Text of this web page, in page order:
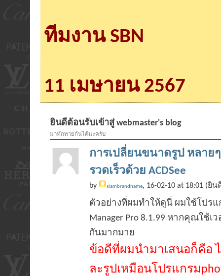
ทีมงาน SBN
11 เมษายน 2567
ยินดีต้อนรับเข้าสู่ webmaster's blog
มาทักทายกันได้นะครับ
การเปลี่ยนขนาดรูป หลาย
รวดเร็วด้วย ACDSee
by siambrandname, 16-02-10 at 18:01 (ยิ
ตัวอย่างที่ผมทำให้ดูนี่ ผมใช้โปรแก
Manager Pro 8.1.99 หากคุณใช้
กันมากมาย
ข้อดีที่ผมนำมาเสนอก็คือ
ละรูปเหมือนโปรแกรม